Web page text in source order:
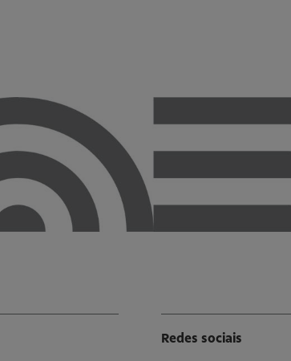
Redes sociais